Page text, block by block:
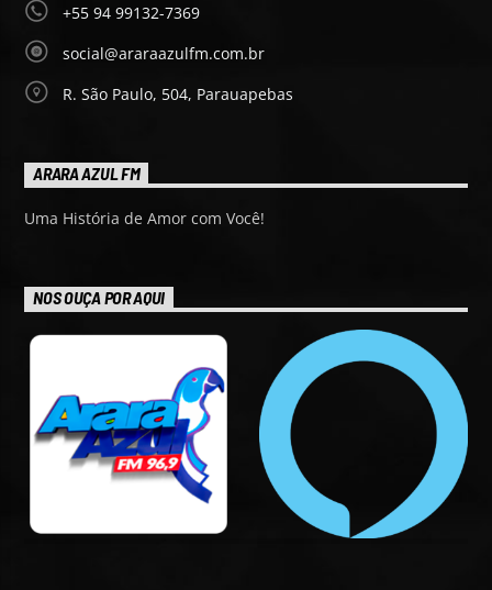
+55 94 99132-7369
social@araraazulfm.com.br
R. São Paulo, 504, Parauapebas
ARARA AZUL FM
Uma História de Amor com Você!
NOS OUÇA POR AQUI